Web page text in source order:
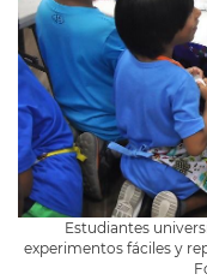
Estudiantes
experimentos fáciles y